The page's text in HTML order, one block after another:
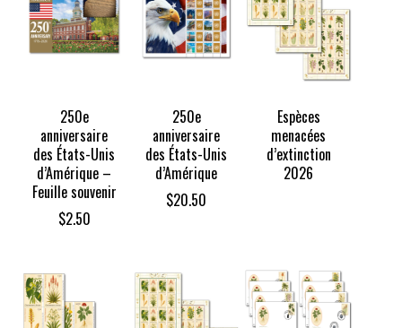
250e
anniversaire
des États-Unis
d’Amérique –
Feuille souvenir
$2.50
250e
anniversaire
des États-Unis
d’Amérique
$20.50
Espèces
menacées
d’extinction
2026